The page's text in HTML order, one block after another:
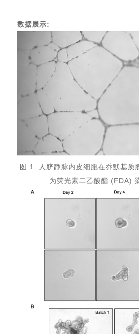
数据展示:
图 1. 人脐静脉内皮细胞在乔默基质
为荧光素二乙酸酯 (FDA)